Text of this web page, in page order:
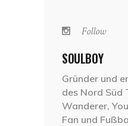
Follow
SOULBOY
Gründer und
des Nord Süd
Wanderer,
Fan und